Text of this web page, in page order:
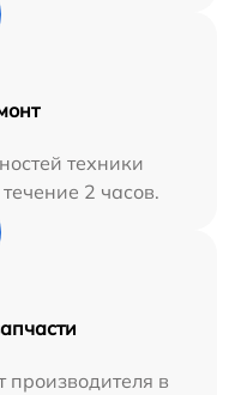
техники
2 часов.
производителя в